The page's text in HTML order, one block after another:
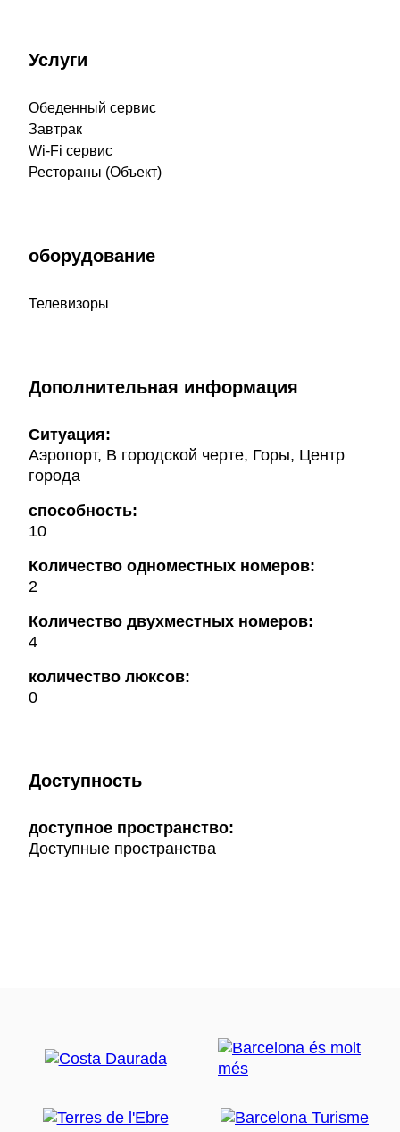
Услуги
Обеденный сервис
Завтрак
Wi-Fi сервис
Рестораны (Объект)
оборудование
Телевизоры
Дополнительная информация
Ситуация:
Аэропорт, В городской черте, Горы, Центр
города
способность:
10
Количество одноместных номеров:
2
Количество двухместных номеров:
4
количество люксов:
0
Доступность
доступное пространство:
Доступные пространства